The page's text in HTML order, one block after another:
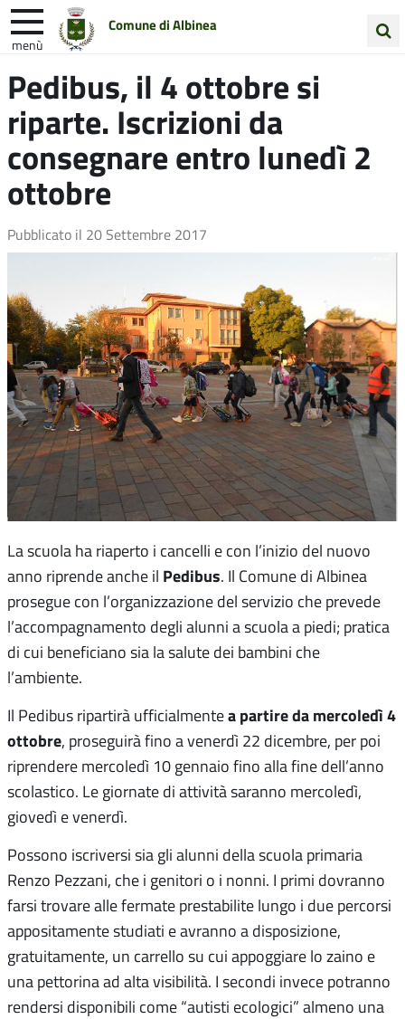
Comune di Albinea
menù
nel
sito
Entra in Comune Vivi Albinea
Unione Colline Matildiche
Pedibus, il 4 ottobre si
riparte. Iscrizioni da
consegnare entro lunedì 2
ottobre
Pubblicato il 20 Settembre 2017
La scuola ha riaperto i cancelli e con l’inizio del nuovo
anno riprende anche il Pedibus. Il Comune di Albinea
prosegue con l’organizzazione del servizio che prevede
l’accompagnamento degli alunni a scuola a piedi; pratica
di cui beneficiano sia la salute dei bambini che
l’ambiente.
Il Pedibus ripartirà ufficialmentea partire da mercoledì 4
ottobre, proseguirà fino a venerdì 22 dicembre, per poi
riprendere mercoledì 10 gennaio fino alla fine dell’anno
scolastico. Le giornate di attività saranno mercoledì,
giovedì e venerdì.
Possono iscriversi sia gli alunni della scuola primaria
Renzo Pezzani, che i genitori o i nonni. I primi dovranno
farsi trovare alle fermate prestabilite lungo i due percorsi
appositamente studiati e avranno a disposizione,
gratuitamente, un carrello su cui appoggiare lo zaino e
una pettorina ad alta visibilità. I secondi invece potranno
rendersi disponibili come “autisti ecologici” almeno una